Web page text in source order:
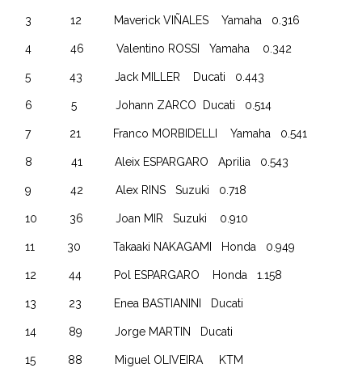
3 12 Maverick VIÑALES Yamaha 0.316
4 46 Valentino ROSSI Yamaha 0.342
5 43 Jack MILLER Ducati 0.443
6 5 Johann ZARCO Ducati 0.514
7 21 Franco MORBIDELLI Yamaha 0.541
8 41 Aleix ESPARGARO Aprilia 0.543
9 42 Alex RINS Suzuki 0.718
10 36 Joan MIR Suzuki 0.910
11 30 Takaaki NAKAGAMI Honda 0.949
12 44 Pol ESPARGARO Honda 1.158
13 23 Enea BASTIANINI Ducati
14 89 Jorge MARTIN Ducati
15 88 Miguel OLIVEIRA KTM